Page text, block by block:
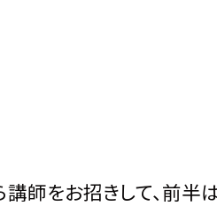
をお招きして、前半